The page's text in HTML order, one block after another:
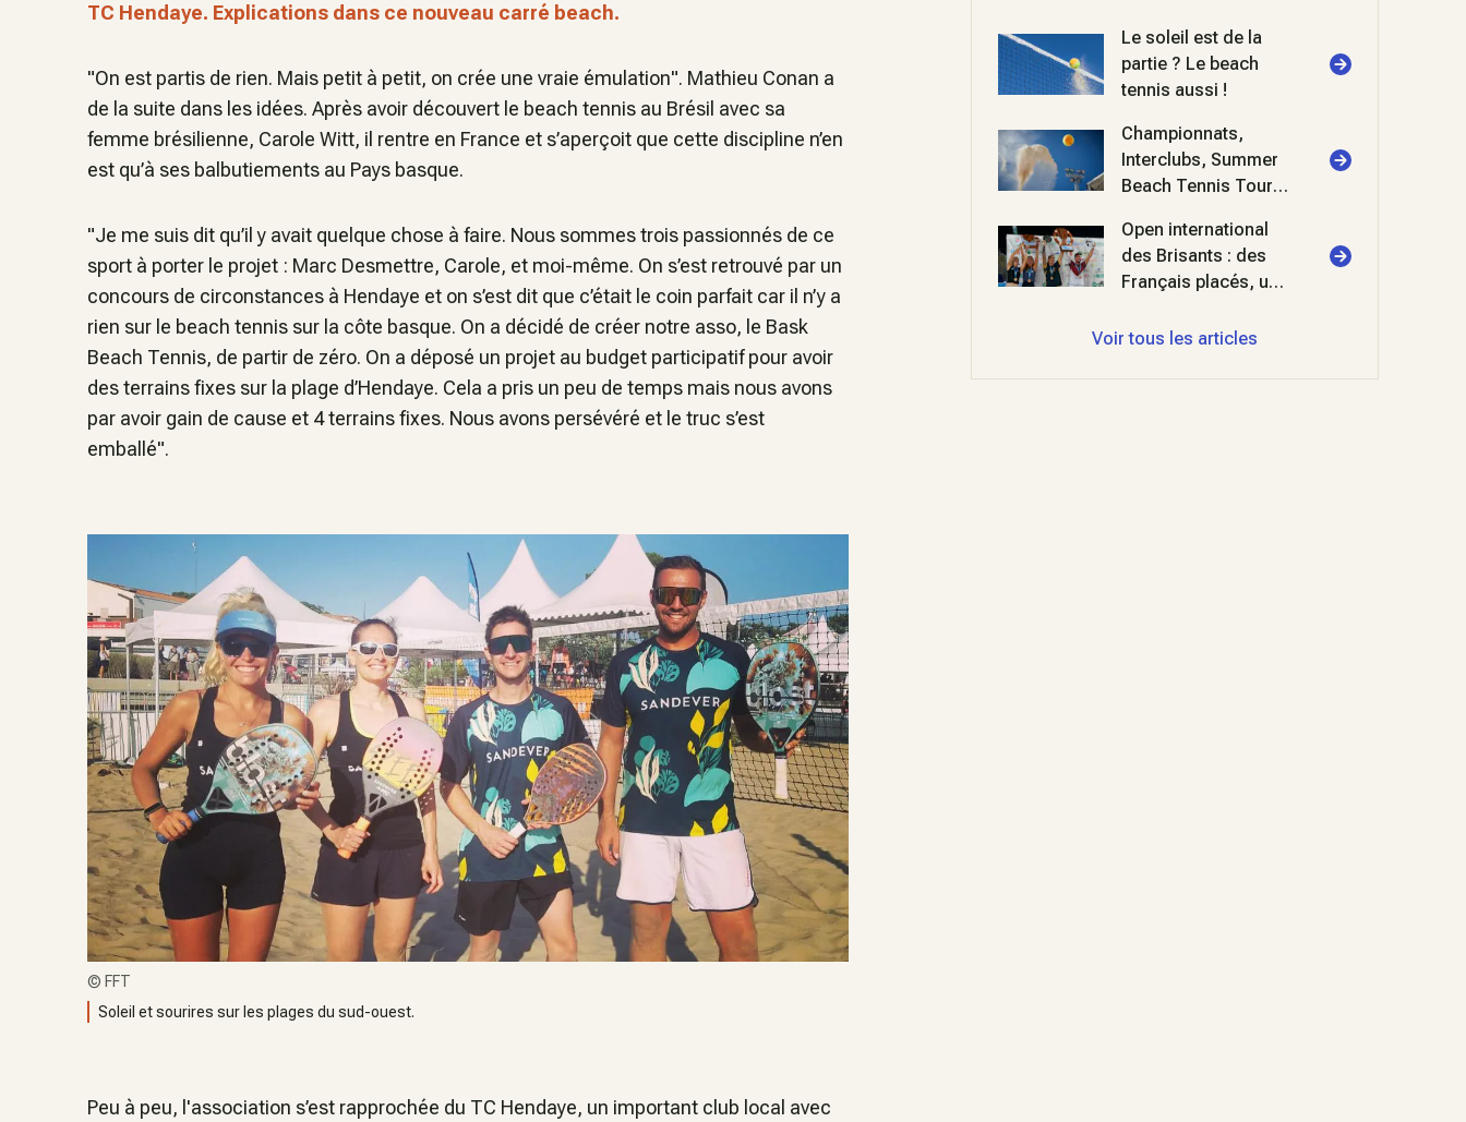
TC Hendaye. Explications dans ce nouveau carré beach.
"On est partis de rien. Mais petit à petit, on crée une vraie émulation". Mathieu Conan a
de la suite dans les idées. Après avoir découvert le beach tennis au Brésil avec sa
femme brésilienne, Carole Witt, il rentre en France et s’aperçoit que cette discipline n’en
est qu’à ses balbutiements au Pays basque.
"Je me suis dit qu’il y avait quelque chose à faire. Nous sommes trois passionnés de ce
sport à porter le projet : Marc Desmettre, Carole, et moi-même. On s’est retrouvé par un
concours de circonstances à Hendaye et on s’est dit que c’était le coin parfait car il n’y a
rien sur le beach tennis sur la côte basque. On a décidé de créer notre asso, le Bask
Beach Tennis, de partir de zéro. On a déposé un projet au budget participatif pour avoir
des terrains fixes sur la plage d’Hendaye. Cela a pris un peu de temps mais nous avons
par avoir gain de cause et 4 terrains fixes. Nous avons persévéré et le truc s’est
emballé".
© FFT
Soleil et sourires sur les plages du sud-ouest.
Peu à peu, l'association s’est rapprochée du TC Hendaye, un important club local avec
Le soleil est de la
partie ? Le beach
tennis aussi !
Championnats,
Interclubs, Summer
Beach Tennis Tour...
!Open international
des Brisants : des
Français placés, une
Voir tous les articles